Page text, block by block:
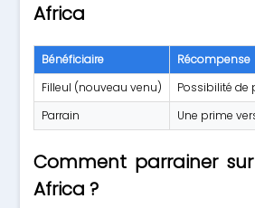
Africa
Bénéficiaire
Récompense
Filleul (nouveau venu)
Possibilité de
Parrain
Une prime
Comment parrainer
Africa ?